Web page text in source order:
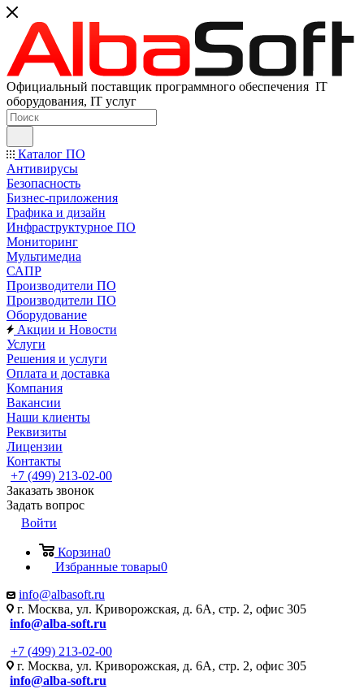
Официальный поставщик программного обеспечения IT
оборудования, IT услуг
Каталог ПО
Антивирусы
Безопасность
Бизнес-приложения
Графика и дизайн
Инфраструктурное ПО
Мониторинг
Мультимедиа
САПР
Производители ПО
Производители ПО
Оборудование
Акции и Новости
Услуги
Решения и услуги
Оплата и доставка
Компания
Вакансии
Наши клиенты
Реквизиты
Лицензии
Контакты
+7 (499) 213-02-00
Заказать звонок
Задать вопрос
Войти
Корзина0
Избранные товары0
info@albasoft.ru
г. Москва, ул. Криворожская, д. 6А, стр. 2, офис 305
info@alba-soft.ru
+7 (499) 213-02-00
г. Москва, ул. Криворожская, д. 6А, стр. 2, офис 305
info@alba-soft.ru